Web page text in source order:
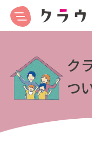
ク
つ